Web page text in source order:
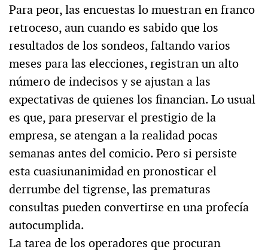
Para peor, las encuestas lo muestran en franco
retroceso, aun cuando es sabido que los
resultados de los sondeos, faltando varios
meses para las elecciones, registran un alto
número de indecisos y se ajustan a las
expectativas de quienes los financian. Lo usual
es que, para preservar el prestigio de la
empresa, se atengan a la realidad pocas
semanas antes del comicio. Pero si persiste
esta cuasiunanimidad en pronosticar el
derrumbe del tigrense, las prematuras
consultas pueden convertirse en una profecía
autocumplida.
La tarea de los operadores que procuran